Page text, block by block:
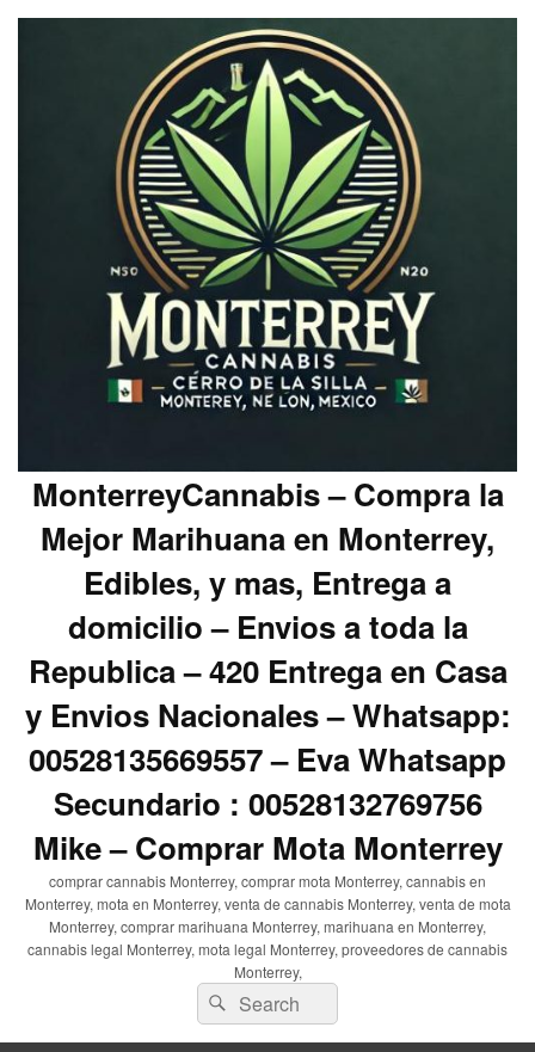
MonterreyCannabis – Compra la
Mejor Marihuana en Monterrey,
Edibles, y mas, Entrega a
domicilio – Envios a toda la
Republica – 420 Entrega en Casa
y Envios Nacionales – Whatsapp:
00528135669557 – Eva Whatsapp
Secundario : 00528132769756
Mike – Comprar Mota Monterrey
comprar cannabis Monterrey, comprar mota Monterrey, cannabis en
Monterrey, mota en Monterrey, venta de cannabis Monterrey, venta de mota
Monterrey, comprar marihuana Monterrey, marihuana en Monterrey,
cannabis legal Monterrey, mota legal Monterrey, proveedores de cannabis
Monterrey,
Search
for:
Search